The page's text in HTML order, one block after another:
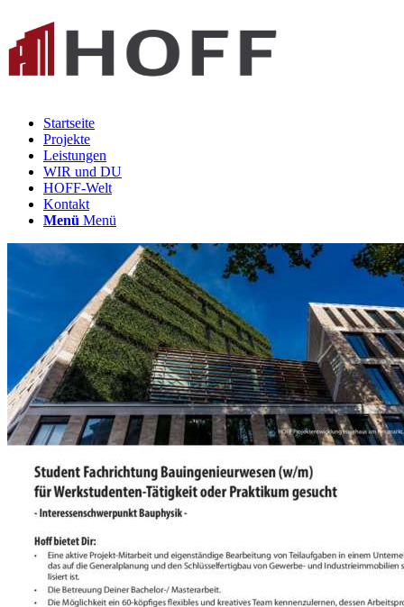
Startseite
Projekte
Leistungen
WIR und DU
HOFF-Welt
Kontakt
Menü Menü